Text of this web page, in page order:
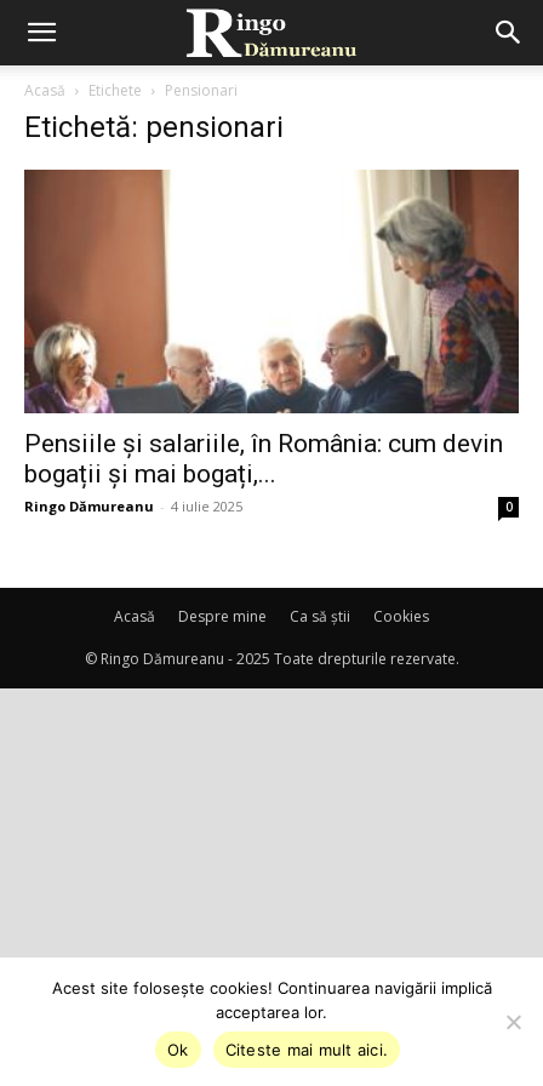
Acasă Etichete Pensionari
Etichetă: pensionari
Pensiile și salariile, în România: cum devin
bogații și mai bogați,...
Ringo Dămureanu - 4 iulie 2025 0
Acasă Despre mine Ca să știi Cookies
© Ringo Dămureanu - 2025 Toate drepturile rezervate.
Acest site foloseşte cookies! Continuarea navigării implică
acceptarea lor.
Ok
Citeste mai mult aici.